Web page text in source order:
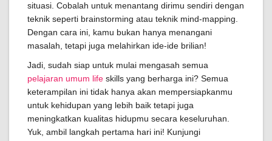
situasi. Cobalah untuk menantang dirimu sendiri dengan
teknik seperti brainstorming atau teknik mind-mapping.
Dengan cara ini, kamu bukan hanya menangani
masalah, tetapi juga melahirkan ide-ide brilian!
Jadi, sudah siap untuk mulai mengasah semua
pelajaran umum life skills yang berharga ini? Semua
keterampilan ini tidak hanya akan mempersiapkanmu
untuk kehidupan yang lebih baik tetapi juga
meningkatkan kualitas hidupmu secara keseluruhan.
Yuk, ambil langkah pertama hari ini! Kunjungi